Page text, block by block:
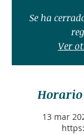
Se ha
Ver
13 mar